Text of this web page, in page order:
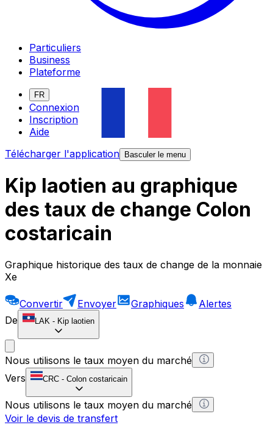
Particuliers
Business
Plateforme
FR
Connexion
Inscription
Aide
Télécharger l'application
Basculer le menu
Kip laotien au graphique
des taux de change Colon
costaricain
Graphique historique des taux de change de la monnaie
Xe
Convertir Envoyer Graphiques
Alertes
De
LAK - Kip laotien
Nous utilisons le taux moyen du marché
Vers
CRC - Colon costaricain
Nous utilisons le taux moyen du marché
Voir le devis de transfert